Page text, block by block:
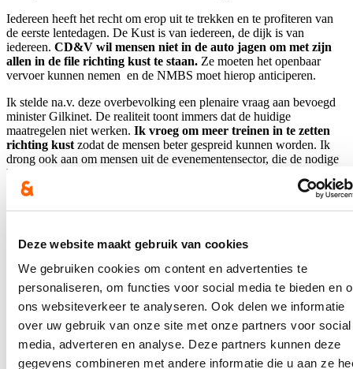
Deze website maakt gebruik van cookies
We gebruiken cookies om content en advertenties te
personaliseren, om functies voor social media te bieden en
ons websiteverkeer te analyseren. Ook delen we informatie
over uw gebruik van onze site met onze partners voor social
media, adverteren en analyse. Deze partners kunnen deze
gegevens combineren met andere informatie die u aan ze
Iedereen heeft het recht om erop uit te trekken en te profiteren van
de eerste lentedagen. De Kust is van iedereen, de dijk is van
iedereen. CD&V wil mensen niet in de auto jagen om met zijn
allen in de file richting kust te staan. Ze moeten het openbaar
vervoer kunnen nemen en de NMBS moet hierop anticiperen.
Ik stelde na.v. deze overbevolking een plenaire vraag aan bevoegd
minister Gilkinet. De realiteit toont immers dat de huidige
maatregelen niet werken. Ik vroeg om meer treinen in te zetten
richting kust zodat de mensen beter gespreid kunnen worden. Ik
drong ook aan om mensen uit de evenementensector, die de nodige
kennis en ervaring hebben, in te schakelen om de mensenmassa in
de stations in goede banen te leiden en zo toestanden als de
treinen. Het wordt hoog tijd dat de verkoop van tickets aan de
worden.
Deze zomer moet iedereen die dat wil veilig met het openbaar
vervoer aan de kust geraken.
Nieuws